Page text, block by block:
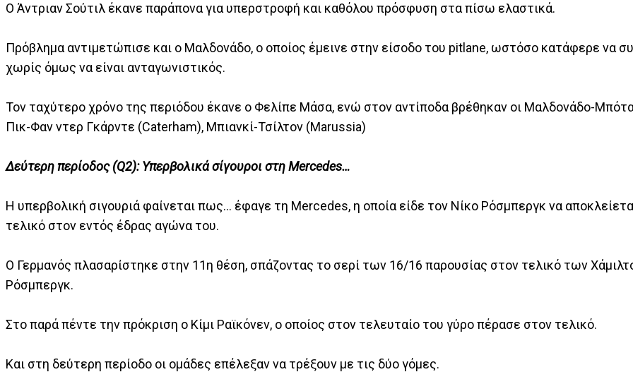
Ο Άντριαν Σούτιλ έκανε παράπονα για υπερστροφή και καθόλου πρόσφυση στα πίσω ελαστικά.
Πρόβλημα αντιμετώπισε και ο Μαλδονάδο, ο οποίος έμεινε στην είσοδο του pitlane, ωστόσο κατάφερε να
χωρίς όμως να είναι ανταγωνιστικός.
Τον ταχύτερο χρόνο της περιόδου έκανε ο Φελίπε Μάσα, ενώ στον αντίποδα βρέθηκαν οι Μαλδονάδο-
Πικ-Φαν ντερ Γκάρντε (Caterham), Μπιανκί-Τσίλτον (Marussia)
Δεύτερη περίοδος (Q2): Υπερβολικά σίγουροι στη Mercedes…
Η υπερβολική σιγουριά φαίνεται πως… έφαγε τη Mercedes, η οποία είδε τον Νίκο Ρόσμπεργκ να
τελικό στον εντός έδρας αγώνα του.
Ο Γερμανός πλασαρίστηκε στην 11η θέση, σπάζοντας το σερί των 16/16 παρουσίας στον τελικό των
Ρόσμπεργκ.
Στο παρά πέντε την πρόκριση ο Κίμι Ραϊκόνεν, ο οποίος στον τελευταίο του γύρο πέρασε στον τελικό.
Και στη δεύτερη περίοδο οι ομάδες επέλεξαν να τρέξουν με τις δύο γόμες.